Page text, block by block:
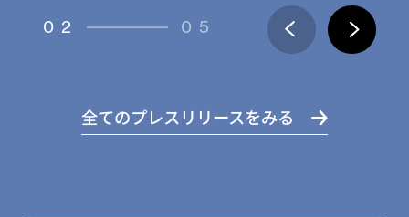
03 05
全てのプレスリリースをみる